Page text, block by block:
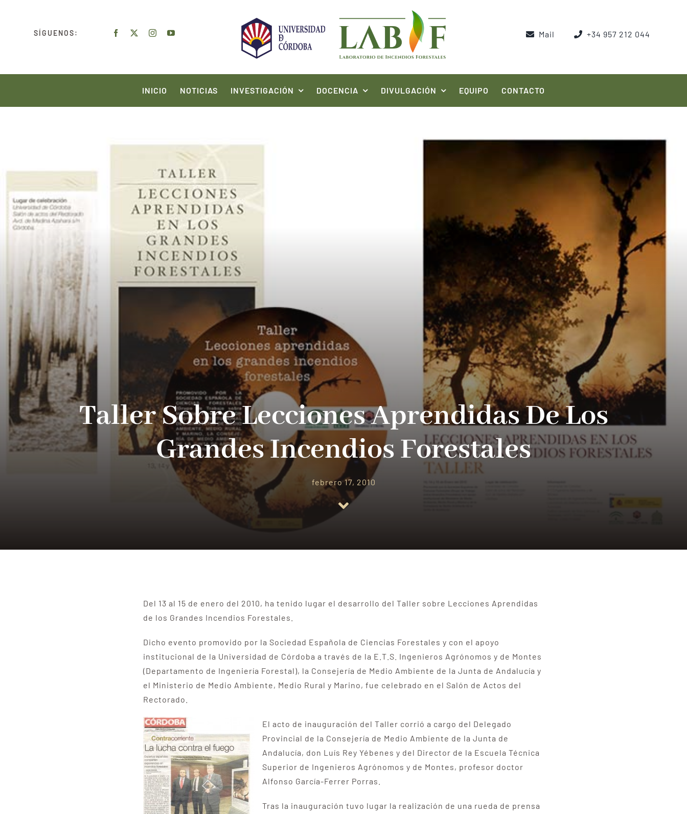
contenidoSÍGUENOS: Mail +34 957 212 044
INICIO NOTICIAS INVESTIGACIÓN DOCENCIA DIVULGACIÓN EQUIPO CONTACTO
Taller Sobre Lecciones Aprendidas De Los
Grandes Incendios Forestales
febrero 17, 2010
Del 13 al 15 de enero del 2010, ha tenido lugar el desarrollo del Taller sobre Lecciones Aprendidas
de los Grandes Incendios Forestales.
Dicho evento promovido por la Sociedad Española de Ciencias Forestales y con el apoyo
institucional de la Universidad de Córdoba a través de la E.T.S. Ingenieros Agrónomos y de Montes
(Departamento de Ingeniería Forestal), la Consejería de Medio Ambiente de la Junta de Andalucía y
el Ministerio de Medio Ambiente, Medio Rural y Marino, fue celebrado en el Salón de Actos del
Rectorado.
El acto de inauguración del Taller corrió a cargo del Delegado
Provincial de la Consejería de Medio Ambiente de la Junta de
Andalucía, don Luís Rey Yébenes y del Director de la Escuela Técnica
Superior de Ingenieros Agrónomos y de Montes, profesor doctor
Alfonso García-Ferrer Porras.
Tras la inauguración tuvo lugar la realización de una rueda de prensa